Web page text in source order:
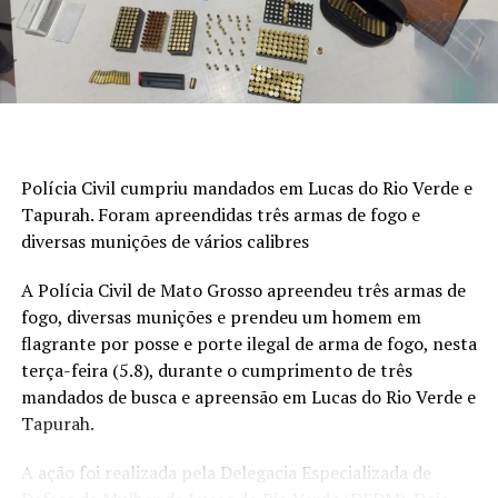
A gravidade do caso foi reforçada por um vídeo anexado
aos autos, que comprova o impacto da lesão sofrida.
Para o magistrado, houvenegligência na guarda do
, que estava fora da propriedade e sem
Civil, o proprietário é responsável por danos causados
por seus animais, mesmo que não tenha tido intenção
direta.
RELATED TOPICS:
UP NEXT
SEAF-MT promove inclusão social e celebra o valor das
pessoas em seu quadro de servidores
DON'T MISS
Conheça Pupy e Kenya, as elefantas africanas que vivem
no santuário em MT | MT
foi executado.
A motivação do homicídio ainda é desconhecida. Até o
momento, ninguém foi preso e o caso é investigado pela
Polícia Civil cumpriu mandados em Lucas do Rio Verde e
Tapurah. Foram apreendidas três armas de fogo e
diversas munições de vários calibres
A Polícia Civil de Mato Grosso apreendeu três armas de
fogo, diversas munições e prendeu um homem em
flagrante por posse e porte ilegal de arma de fogo, nesta
terça-feira (5.8), durante o cumprimento de três
mandados de busca e apreensão em Lucas do Rio Verde e
Tapurah.
A ação foi realizada pela Delegacia Especializada de